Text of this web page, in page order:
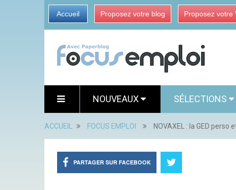
Accueil Proposez votre blog Proposez votre
NOUVEAUX SÉLECTIONS
ACCUEIL FOCUS EMPLOI NOVAXEL : la GED perso
PARTAGER SUR FACEBOOK